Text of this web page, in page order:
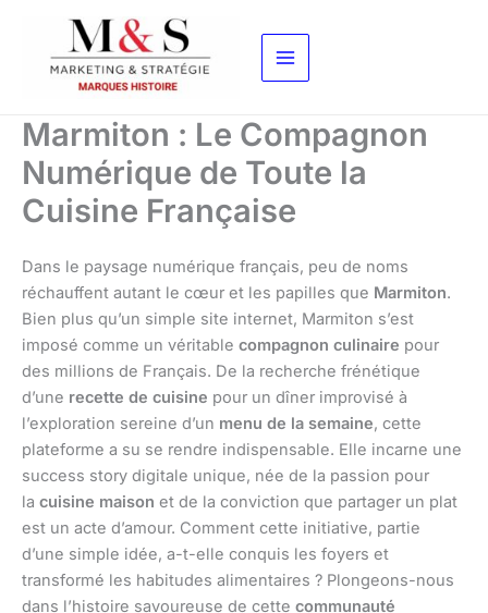
contenu
Marmiton : Le Compagnon
Numérique de Toute la
Cuisine Française
Dans le paysage numérique français, peu de noms
réchauffent autant le cœur et les papilles que Marmiton.
Bien plus qu’un simple site internet, Marmiton s’est
imposé comme un véritable compagnon culinaire pour
des millions de Français. De la recherche frénétique
d’une recette de cuisine pour un dîner improvisé à
l’exploration sereine d’un menu de la semaine, cette
plateforme a su se rendre indispensable. Elle incarne une
success story digitale unique, née de la passion pour
la cuisine maison et de la conviction que partager un plat
est un acte d’amour. Comment cette initiative, partie
d’une simple idée, a-t-elle conquis les foyers et
transformé les habitudes alimentaires ? Plongeons-nous
dans l’histoire savoureuse de cette communauté